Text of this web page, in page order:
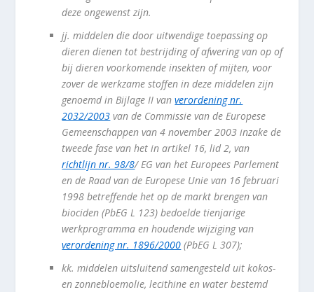
deze ongewenst zijn.
jj.middelen die door uitwendige toepassing op
dieren dienen tot bestrijding of afwering van op of
bij dieren voorkomende insekten of mijten, voor
zover de werkzame stoffen in deze middelen zijn
genoemd in Bijlage II vanverordening nr.
2032/2003 van de Commissie van de Europese
Gemeenschappen van 4 november 2003 inzake de
tweede fase van het in artikel 16, lid 2, van
richtlijn nr. 98/8/ EG van het Europees Parlement
en de Raad van de Europese Unie van 16 februari
1998 betreffende het op de markt brengen van
biociden (PbEG L 123) bedoelde tienjarige
werkprogramma en houdende wijziging van
verordening nr. 1896/2000 (PbEG L 307);
kk.middelen uitsluitend samengesteld uit kokos-
en zonnebloemolie, lecithine en water bestemd